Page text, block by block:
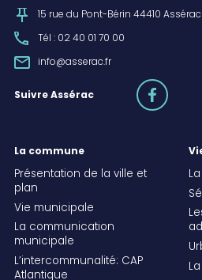
15 rue du Pont-Bérin 44410 Assérac
Tél : 02 40 01 70 00
info@asserac.fr
Suivre Assérac
La commune
Présentation de la ville et
plan
Vie municipale
La communication
municipale
L’intercommunalité: CAP
Atlantique